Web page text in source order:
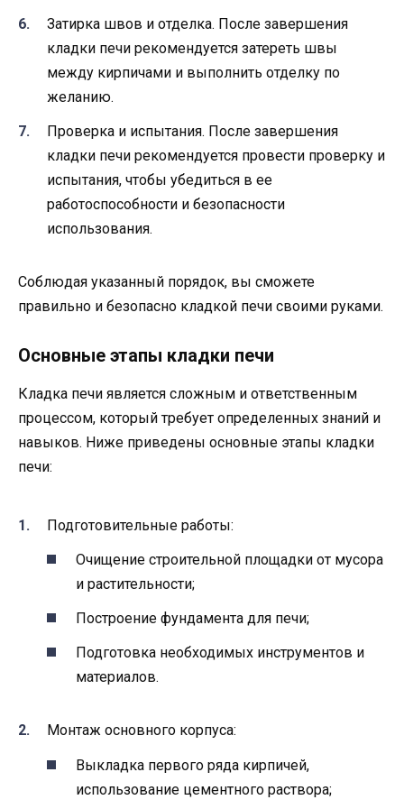
Затирка швов и отделка. После завершения
кладки печи рекомендуется затереть швы
между кирпичами и выполнить отделку по
желанию.
Проверка и испытания. После завершения
кладки печи рекомендуется провести проверку и
испытания, чтобы убедиться в ее
работоспособности и безопасности
использования.
Соблюдая указанный порядок, вы сможете
правильно и безопасно кладкой печи своими руками.
Основные этапы кладки печи
Кладка печи является сложным и ответственным
процессом, который требует определенных знаний и
навыков. Ниже приведены основные этапы кладки
печи:
Подготовительные работы:
Очищение строительной площадки от мусора
и растительности;
Построение фундамента для печи;
Подготовка необходимых инструментов и
материалов.
Монтаж основного корпуса:
Выкладка первого ряда кирпичей,
использование цементного раствора;